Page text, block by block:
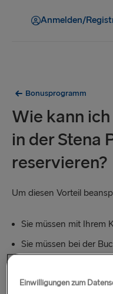
Anmelden/
Bonusprogramm
Wie kann
in der Stena
reservieren?
Um diesen Vorteil
Sie müssen mit Ihrem
Sie müssen bei der
angegeben sein
Kauf eines Economy-,
Einwilligungen zum